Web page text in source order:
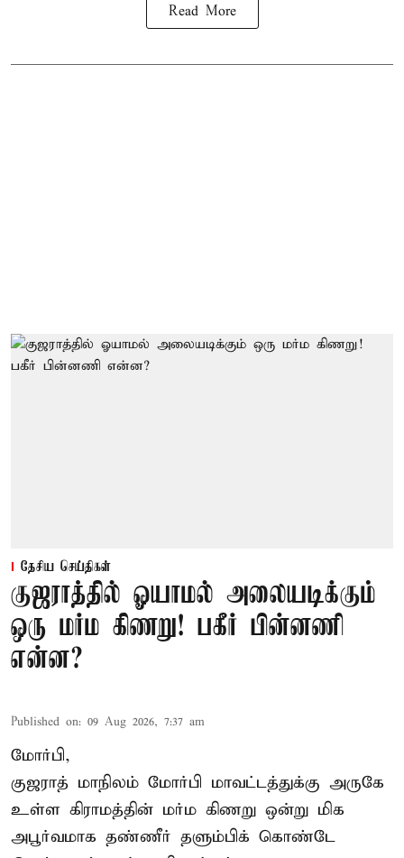
Read More
தேசிய செய்திகள்
குஜராத்தில் ஓயாமல் அலையடிக்கும்
ஒரு மர்ம கிணறு! பகீர் பின்னணி
என்ன?
Published on: 09 Aug 2026, 7:37 am
மோர்பி,
குஜராத் மாநிலம் மோர்பி மாவட்டத்துக்கு அருகே
உள்ள கிராமத்தின் மர்ம கிணறு ஒன்று மிக
அபூர்வமாக தண்ணீர் தளும்பிக் கொண்டே